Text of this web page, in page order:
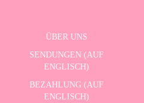
ÜBER UNS
SENDUNGEN (AUF
ENGLISCH)
BEZAHLUNG (AUF
ENGLISCH)